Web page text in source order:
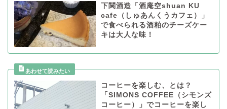
下関酒造「酒庵空shuan KU
cafe（しゅあんくうカフェ）」
で食べられる酒粕のチーズケー
キは大人な味！
コーヒーを楽しむ、とは？
「SIMONS COFFEE（シモンズ
コーヒー）」でコーヒーを楽し